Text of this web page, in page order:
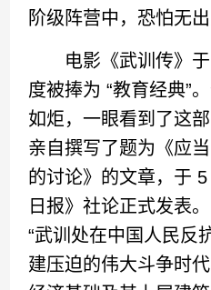
阶级阵营中，恐怕无出
电影《武训传》于
度被捧为 “教育经典”
如炬，一眼看到了这
亲自撰写了题为《应
的讨论》的文章，于
日报》社论正式发表
“武训处在中国人民反
建压迫的伟大斗争时